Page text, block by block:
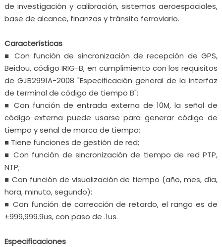
de investigación y calibración, sistemas aeroespaciales,
base de alcance, finanzas y tránsito ferroviario.
Características
■ Con función de sincronización de recepción de GPS,
Beidou, código IRIG-B, en cumplimiento con los requisitos
de GJB2991A-2008 "Especificación general de la interfaz
de terminal de código de tiempo B";
■ Con función de entrada externa de 10M, la señal de
código externa puede usarse para generar código de
tiempo y señal de marca de tiempo;
■ Tiene funciones de gestión de red;
■ Con función de sincronización de tiempo de red PTP,
NTP;
■ Con función de visualización de tiempo (año, mes, día,
hora, minuto, segundo);
■ Con función de corrección de retardo, el rango es de
±999,999.9us, con paso de .1us.
Especificaciones